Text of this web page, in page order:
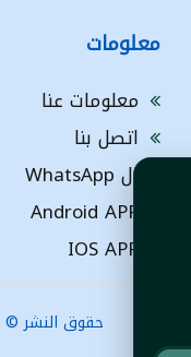
معلومات
معلومات عنا
اتصل بنا
ال WhatsApp
Android APP
IOS APP
حقوق النشر ©